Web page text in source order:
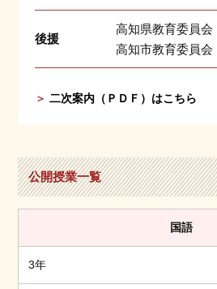
後援
高知県教育委員会
高知市教育委員会
＞ 二次案内（ＰＤＦ）はこちら
公開授業一覧
国語
3年